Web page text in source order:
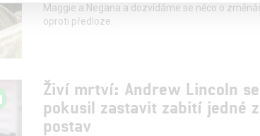
Maggie a Negana a dozvídáme se něco o
oproti předloze.
Živí mrtví: Andrew Lincoln se
pokusil zastavit zabití jedné z
postav